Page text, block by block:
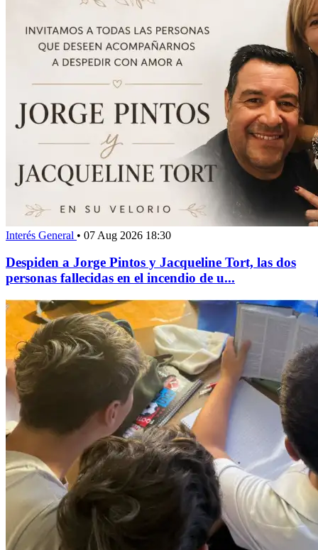
Interés General • 07 Aug 2026 18:30
Despiden a Jorge Pintos y Jacqueline Tort, las dos
personas fallecidas en el incendio de u...